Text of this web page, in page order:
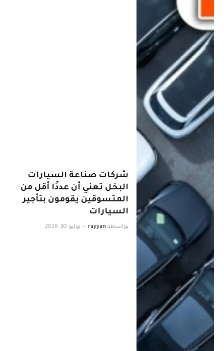
شركات صناعة السيارات
البخل تعني أن عددًا أقل من
المتسوقين يقومون بتأجير
السيارات
بواسطة rayyan يوليو 30, 2026